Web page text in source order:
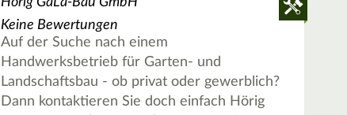
Keine Bewertungen
Auf der Suche nach einem
Handwerksbetrieb für Garten- und
Landschaftsbau - ob privat oder gewerblich?
Dann kontaktieren Sie doch einfach Hörig